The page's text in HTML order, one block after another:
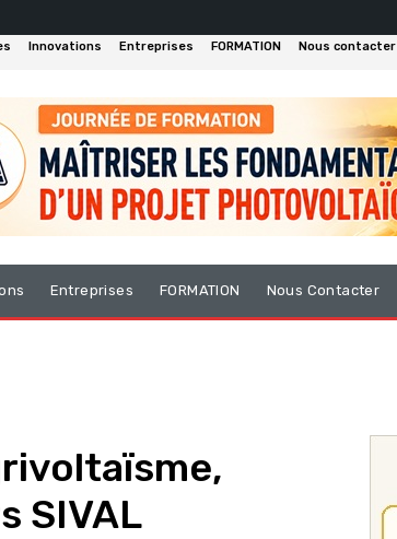
Innovations Entreprises FORMATION
Nous contacter
Entreprises FORMATION Nous Contacter
SIVAL